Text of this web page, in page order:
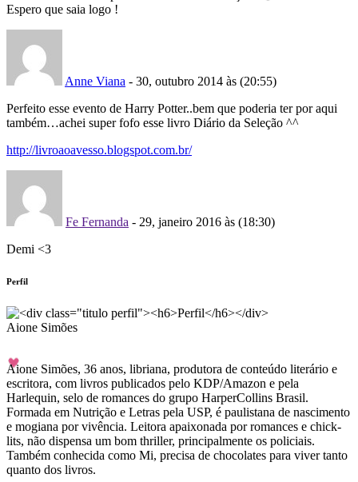
Espero que saia logo !
Anne Viana - 30, outubro 2014 às (20:55)
Perfeito esse evento de Harry Potter..bem que poderia ter por aqui
também…achei super fofo esse livro Diário da Seleção ^^
http://livroaoavesso.blogspot.com.br/
Fe Fernanda - 29, janeiro 2016 às (18:30)
Demi <3
Perfil
Aione Simões
Aione Simões, 36 anos, libriana, produtora de conteúdo literário e
escritora, com livros publicados pelo KDP/Amazon e pela
Harlequin, selo de romances do grupo HarperCollins Brasil.
Formada em Nutrição e Letras pela USP, é paulistana de nascimento
e mogiana por vivência. Leitora apaixonada por romances e chick-
lits, não dispensa um bom thriller, principalmente os policiais.
Também conhecida como Mi, precisa de chocolates para viver tanto
quanto dos livros.